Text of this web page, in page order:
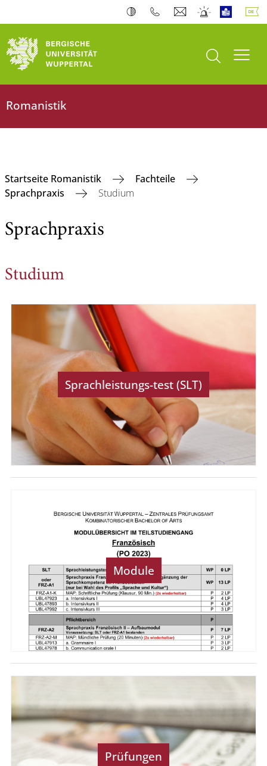
Suche öffnen
Romanistik
Startseite Romanistik
Fachteile
Sprachpraxis
Studium
Sprachpraxis
Studium
Sprachleistungs-test (SLT)
Module
Prüfungen